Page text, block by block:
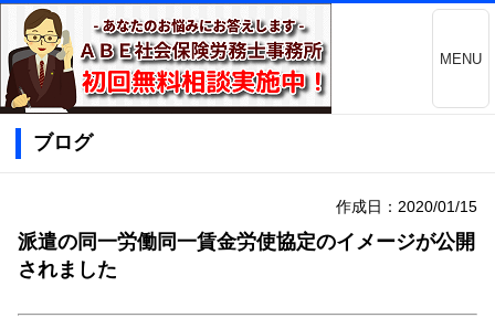
MENU
ブログ
作成日：2020/01/15
派遣の同一労働同一賃金労使協定のイメージが公開
されました